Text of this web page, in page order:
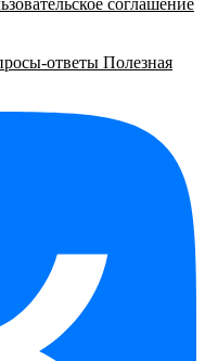
соглашение
ответы Полезная